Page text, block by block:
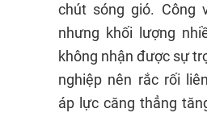
chút sóng gió. Công
nhưng khối lượng
không nhận được sự
nghiệp nên rắc rối
áp lực căng thẳng